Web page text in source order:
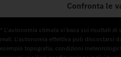
Confronta le
* L'autonomia stimata si basa sui risultati di
reali. L'autonomia effettiva può discostarsi
esempio topografia, condizioni
2